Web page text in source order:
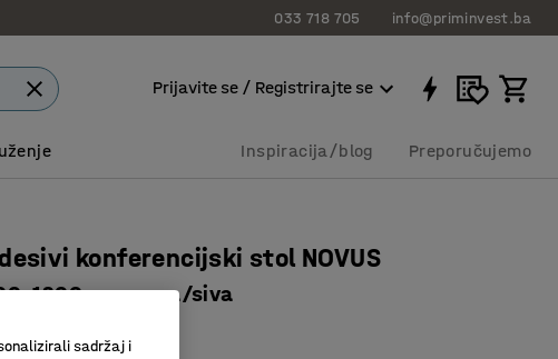
033 718 705 info@priminvest.ba
Prijavite se / Registrirajte se
Inspiracija/blog Preporučujemo
konferencijski stol NOVUS
mm, crna/siva
sadržaj i